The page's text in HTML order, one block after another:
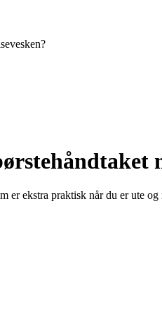
er ekstra praktisk når du er ute